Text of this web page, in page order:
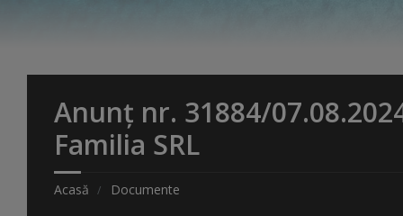
Anunț nr. 31884/
Familia SRL
Acasă Documente